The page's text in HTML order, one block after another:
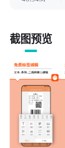
截图预览